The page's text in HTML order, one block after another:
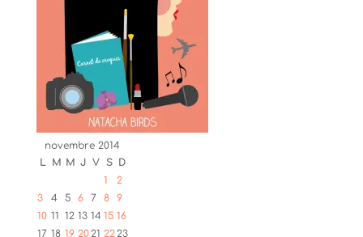
novembre 2014
L M M J V S D
1
2
3
4 5 6 7 8
9
10 11 12 13 14 15 16
17 18 19 20 21 22 23